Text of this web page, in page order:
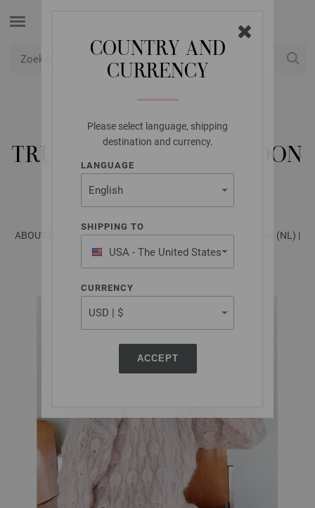
COUNTRY AND
CURRENCY
Please select language, shipping
destination and currency.
LANGUAGE
SHIPPING TO
USA - The United States
of America
CURRENCY
ACCEPT
LANA GROSSA
TRUI IN DRUPPELPATROON
MOHAIR MODA
ABOUT BERLIN No. 12 - Tijdschrift (DE) + Breibeschrijvingen (NL) |
Model 31